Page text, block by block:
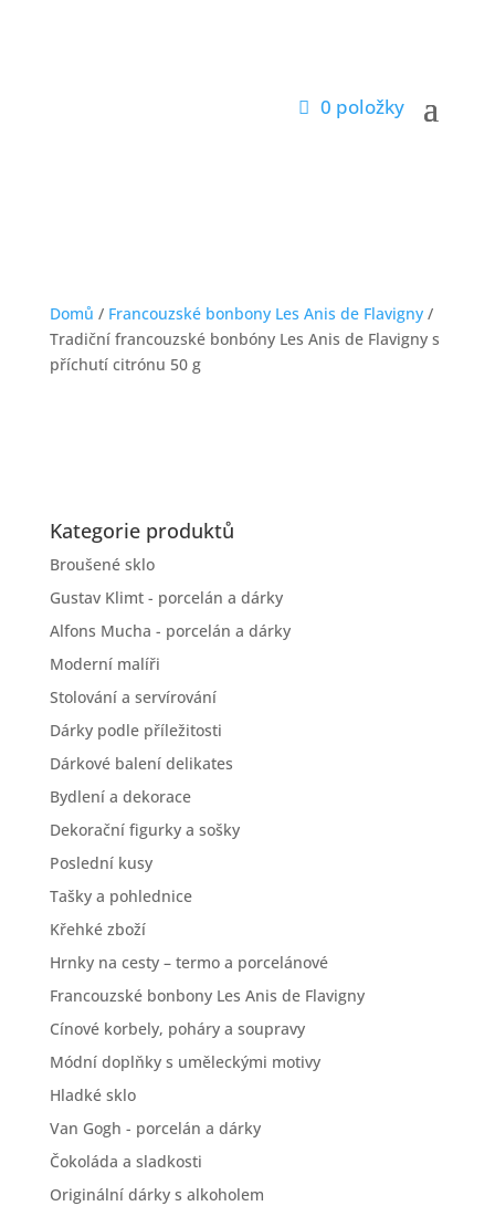
0 položky
Domů / Francouzské bonbony Les Anis de Flavigny/
Tradiční francouzské bonbóny Les Anis de Flavigny s
příchutí citrónu 50 g
Kategorie produktů
Broušené sklo
Gustav Klimt - porcelán a dárky
Alfons Mucha - porcelán a dárky
Moderní malíři
Stolování a servírování
Dárky podle příležitosti
Dárkové balení delikates
Bydlení a dekorace
Dekorační figurky a sošky
Poslední kusy
Tašky a pohlednice
Křehké zboží
Hrnky na cesty – termo a porcelánové
Francouzské bonbony Les Anis de Flavigny
Cínové korbely, poháry a soupravy
Módní doplňky s uměleckými motivy
Hladké sklo
Van Gogh - porcelán a dárky
Čokoláda a sladkosti
Originální dárky s alkoholem